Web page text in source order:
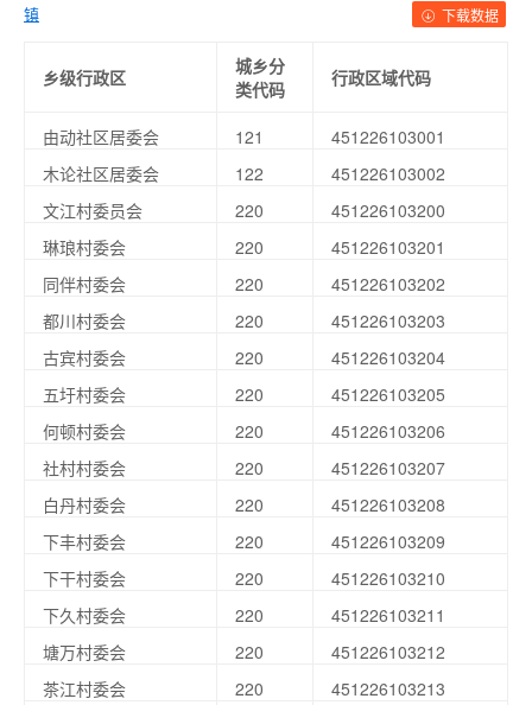
镇
下载数据
乡级行政区
城乡分
类代码
行政区域代码
由动社区居委会 121
451226103001
木论社区居委会
122
451226103002
文江村委员会
220
451226103200
琳琅村委会
220
451226103201
同伴村委会
220
451226103202
都川村委会
220
451226103203
古宾村委会
220
451226103204
五圩村委会
220
451226103205
何顿村委会
220
451226103206
社村村委会
220
451226103207
白丹村委会
220
451226103208
下丰村委会
220
451226103209
下干村委会
220
451226103210
下久村委会
220
451226103211
塘万村委会
220
451226103212
茶江村委会
220 451226103213